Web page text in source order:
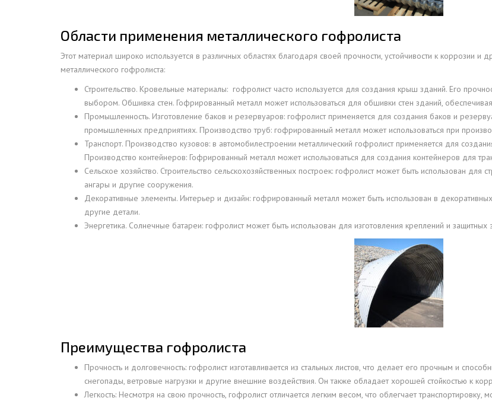
САМОНЕСУЩАЯ
ДЫМОВАЯ ТРУБА 21 М ОДНОСТВОЛЬНАЯ
ДЫМОВАЯ ТРУБА 19 М ОДНОСТВОЛЬНАЯ
САМОНЕСУЩАЯ
ДЫМОВАЯ ТРУБА 17 М ОДНОСТВОЛЬНАЯ
САМОНЕСУЩАЯ
ДЫМОВАЯ ТРУБА 15 М ОДНОСТВОЛЬНАЯ
САМОНЕСУЩАЯ
ДЫМОВАЯ ТРУБА 13 М ОДНОСТВОЛЬНАЯ
ДЫМОВАЯ ТРУБА 11 М ОДНОСТВОЛЬНАЯ
Области применения металлического гофролиста
Этот материал широко используется в различных областях благодаря своей прочности, устойчивости к коррозии и
металлического гофролиста:
Строительство. Кровельные материалы: гофролист часто используется для создания крыш зданий. Его
выбором. Обшивка стен. Гофрированный металл может использоваться для обшивки стен зданий,
Промышленность. Изготовление баков и резервуаров: гофролист применяется для создания баков и
промышленных предприятиях. Производство труб: гофрированный металл может использоваться при
Транспорт. Производство кузовов: в автомобилестроении металлический гофролист применяется для
Производство контейнеров: Гофрированный металл может использоваться для создания контейнеров для
Сельское хозяйство. Строительство сельскохозяйственных построек: гофролист может быть использован для
ангары и другие сооружения.
Декоративные элементы. Интерьер и дизайн: гофрированный металл может быть использован в
другие детали.
Энергетика. Солнечные батареи: гофролист может быть использован для изготовления креплений и
Преимущества гофролиста
Прочность и долговечность: гофролист изготавливается из стальных листов, что делает его прочным и
снегопады, ветровые нагрузки и другие внешние воздействия. Он также обладает хорошей стойкостью к
Легкость: Несмотря на свою прочность, гофролист отличается легким весом, что облегчает транспортировку,